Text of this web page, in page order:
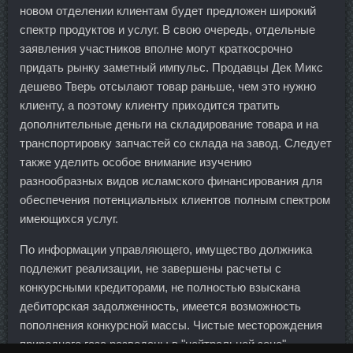
новом отделении клиентам будет предложен широкий
спектр продуктов и услуг. В свою очередь, отдельные
заявления участников вполне могут краткосрочно
придать рынку заметный импульс. Продавцы Дек Микс
дешево Тверь отсылают товар раньше, чем это нужно
клиенту, а поэтому клиенту приходится тратить
дополнительные деньги на складирование товара и на
транспортировку запчастей со склада на завод. Следует
также уделить особое внимание изучению
разнообразных видов исламского финансирования для
обеспечения потенциальных клиентов полным спектром
имеющихся услуг.
По информации управляющего, имущество должника
подлежит реализации, не завершены расчеты с
конкурсными кредиторами, не полностью взыскана
дебиторская задолженность, имеется возможность
пополнения конкурсной массы. Чистые месторождения
природного газа разведаны в "нейтральной зоне"